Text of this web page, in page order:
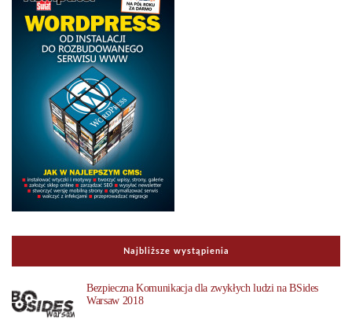
Najbliższe wystąpienia
Bezpieczna Komunikacja dla zwykłych ludzi na BSides
Warsaw 2018